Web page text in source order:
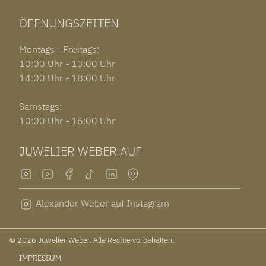
ÖFFNUNGSZEITEN
Montags - Freitags:
10:00 Uhr - 13:00 Uhr
14:00 Uhr - 18:00 Uhr
Samstags:
10:00 Uhr - 16:00 Uhr
JUWELIER WEBER AUF
Alexander Weber auf Instagram
© 2026 Juwelier Weber. Alle Rechte vorbehalten.
IMPRESSUM